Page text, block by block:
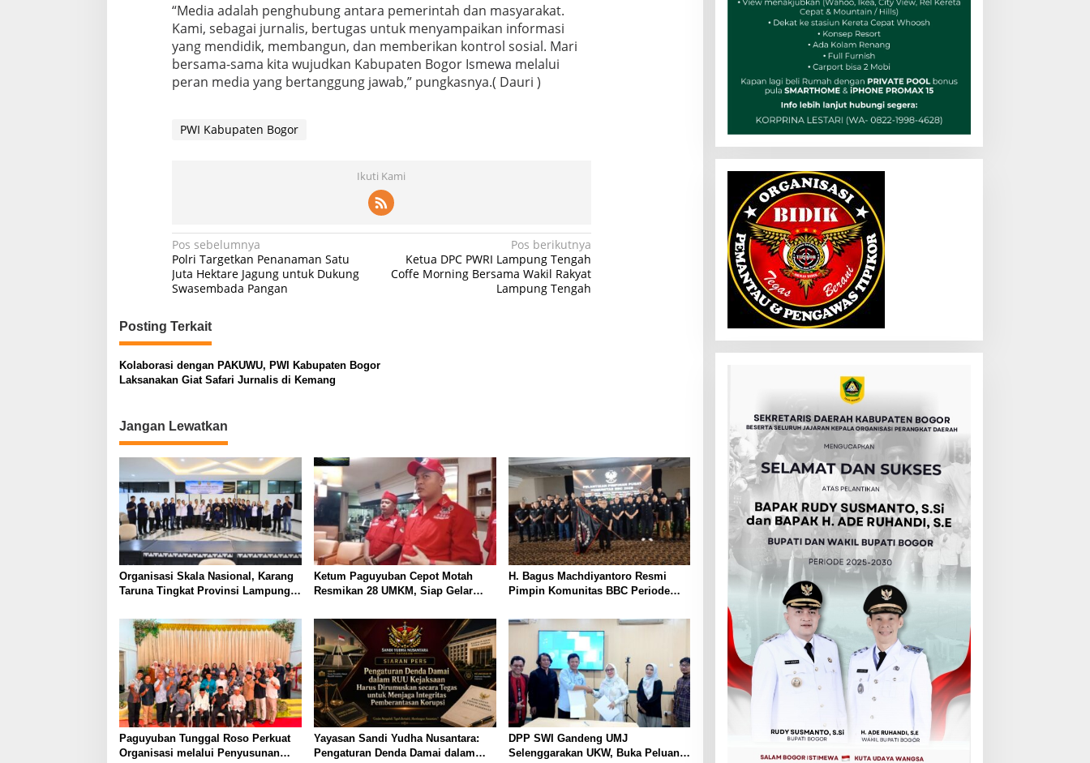
“Media adalah penghubung antara pemerintah dan masyarakat.
Kami, sebagai jurnalis, bertugas untuk menyampaikan informasi
yang mendidik, membangun, dan memberikan kontrol sosial. Mari
bersama-sama kita wujudkan Kabupaten Bogor Ismewa melalui
peran media yang bertanggung jawab,” pungkasnya.( Dauri )
PWI Kabupaten Bogor
Ikuti Kami
Navigasi
pos
Pos sebelumnya
Polri Targetkan Penanaman Satu
Juta Hektare Jagung untuk Dukung
Swasembada Pangan
Pos berikutnya
Ketua DPC PWRI Lampung Tengah
Coffe Morning Bersama Wakil Rakyat
Lampung Tengah
Posting Terkait
Kolaborasi dengan PAKUWU, PWI Kabupaten Bogor
Laksanakan Giat Safari Jurnalis di Kemang
Jangan Lewatkan
Organisasi Skala Nasional, Karang
Taruna Tingkat Provinsi Lampung
Tanggal 7 dan 8 Agustus 2026
Ketum Paguyuban Cepot Motah
Resmikan 28 UMKM, Siap Gelar
Braga
H. Bagus Machdiyantoro Resmi
Pimpin Komunitas BBC Periode
dan Hadirkan Program Nyata untuk
Masyarakat
Paguyuban Tunggal Roso Perkuat
Organisasi melalui Penyusunan
Yayasan Sandi Yudha Nusantara:
Pengaturan Denda Damai dalam
DPP SWI Gandeng UMJ
Selenggarakan UKW, Buka Peluang